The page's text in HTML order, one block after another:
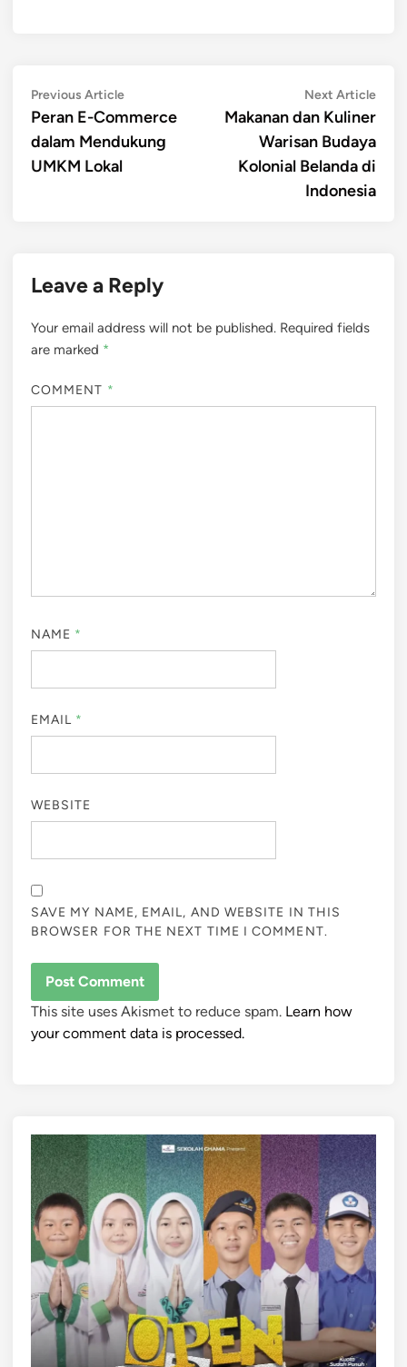
Post
navigation
Previous ArticlePrevious
article:
Peran E-Commerce
dalam Mendukung
UMKM Lokal
Next ArticleNext
Makanan dan Kuliner
Warisan Budaya
Kolonial Belanda di
Indonesia
Leave a Reply
Your email address will not be published. Required fields
are marked *
COMMENT *
NAME *
EMAIL *
WEBSITE
SAVE MY NAME, EMAIL, AND WEBSITE IN THIS
BROWSER FOR THE NEXT TIME I COMMENT.
This site uses Akismet to reduce spam. Learn how
your comment data is processed.